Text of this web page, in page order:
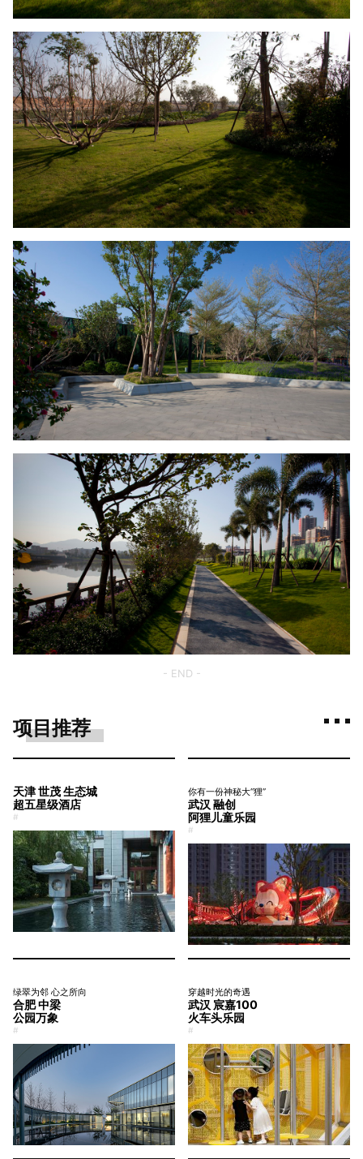
- END -
项目推荐
天津 世茂 生态城
超五星级酒店
#
你有一份神秘大“狸”
武汉 融创
阿狸儿童乐园
#
绿翠为邻 心之所向
合肥 中梁
公园万象
#
穿越时光的奇遇
武汉 宸嘉100
火车头乐园
#